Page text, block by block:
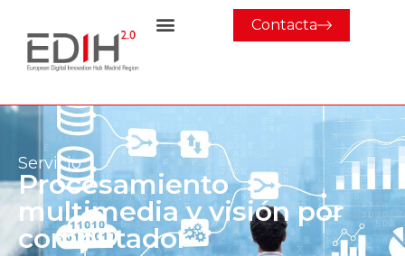
Contacta
Servicio
Procesamiento
multimedia y visión por
computador